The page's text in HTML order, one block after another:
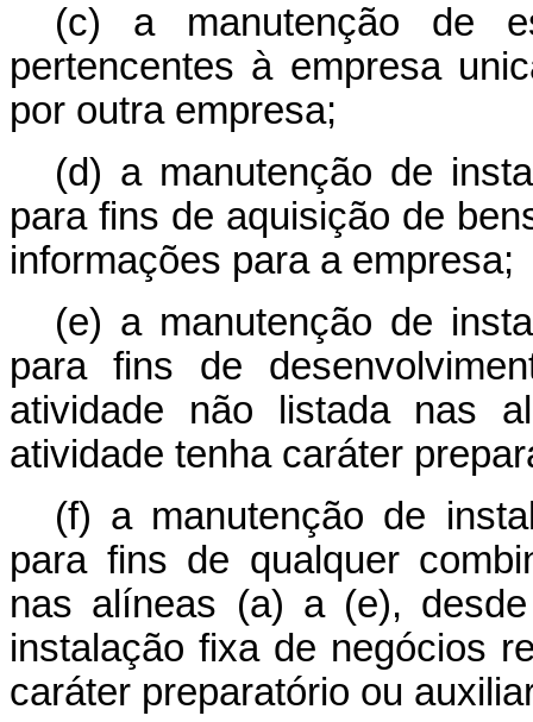
(c) a manutenção de
pertencentes à empresa
por outra empresa;
(d) a manutenção de
para fins de aquisição de
informações para a empresa;
(e) a manutenção de
para fins de
atividade não listada nas
atividade tenha caráter
(f) a manutenção de
para fins de qualquer
nas alíneas (a) a (e),
instalação fixa de negócios
caráter preparatório ou